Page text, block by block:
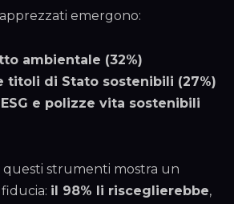
emergono:
ambientale (32%)
titoli di Stato sostenibili (27%)
e polizze vita sostenibili
questi strumenti mostra un
il 98% li risceglierebbe,